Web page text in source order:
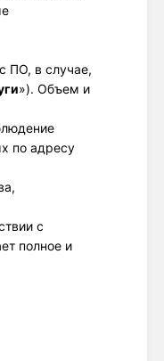
ПО, в случае,
»). Объем и
с
полное и